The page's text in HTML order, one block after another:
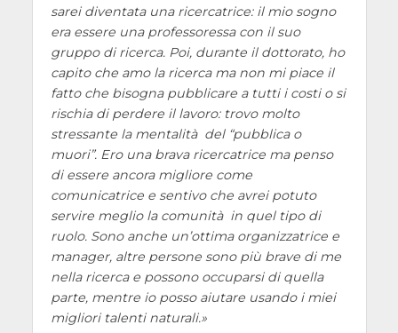
sarei diventata una ricercatrice: il mio sogno
era essere una professoressa con il suo
gruppo di ricerca. Poi, durante il dottorato, ho
capito che amo la ricerca ma non mi piace il
fatto che bisogna pubblicare a tutti i costi o si
rischia di perdere il lavoro: trovo molto
stressante la mentalità del “pubblica o
muori”. Ero una brava ricercatrice ma penso
di essere ancora migliore come
comunicatrice e sentivo che avrei potuto
servire meglio la comunità in quel tipo di
ruolo. Sono anche un’ottima organizzatrice e
manager, altre persone sono più brave di me
nella ricerca e possono occuparsi di quella
parte, mentre io posso aiutare usando i miei
migliori talenti naturali.